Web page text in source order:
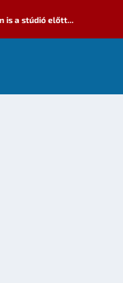
is a stúdió előtt...